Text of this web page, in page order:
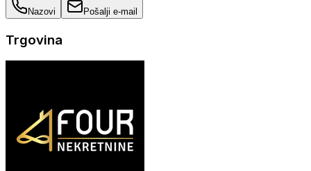
Nazovi Pošalji e-mail
Trgovina